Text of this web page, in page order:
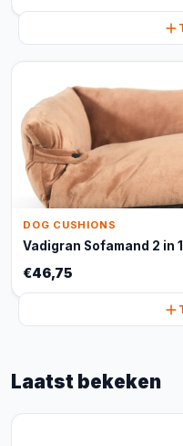
DOG CUSHIONS
Vadigran Sofamand 2 in
€46,75
Laatst bekeken